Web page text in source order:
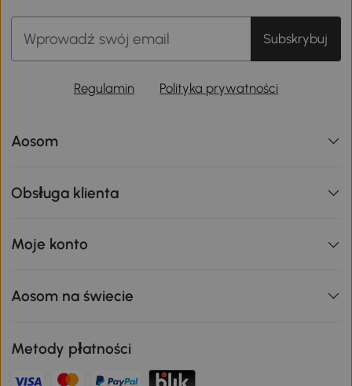
Subskrybuj
Regulamin Polityka prywatności
Aosom
Obsługa klienta
Moje konto
Aosom na świecie
Metody płatności